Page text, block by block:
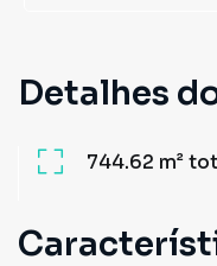
Detalhes
744.62 m²